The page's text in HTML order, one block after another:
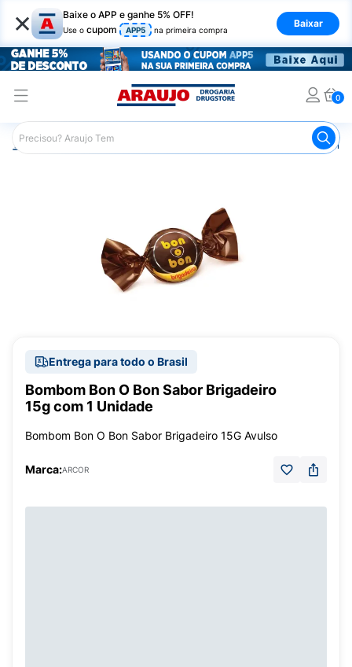
× Baixe o APP e ganhe 5% OFF!
Use o cupom APP5 na primeira compra
Baixar
0
Araujo Mercado Bombom
Entrega para todo o Brasil
Bombom Bon O Bon Sabor Brigadeiro
15g com 1 Unidade
Bombom Bon O Bon Sabor Brigadeiro 15G Avulso
Marca:ARCOR